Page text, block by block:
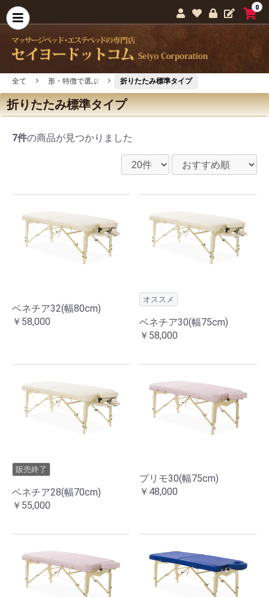
0
全て 形・特徴で選ぶ 折りたたみ標準タイプ
折りたたみ標準タイプ
7件の商品が見つかりました
ベネチア32(幅80cm)
￥58,000
オススメ
ベネチア30(幅75cm)
￥58,000
販売終了
ベネチア28(幅70cm)
￥55,000
プリモ30(幅75cm)
￥48,000